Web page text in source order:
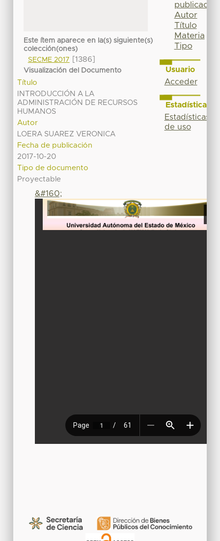
Este ítem aparece en la(s) siguiente(s)
colección(ones)
SECME 2017
[1386]
Visualización del Documento
Título
INTRODUCCIÓN A LA
ADMINISTRACIÓN DE RECURSOS
HUMANOS
Autor
LOERA SUAREZ VERONICA
Fecha de publicación
2017-10-20
Tipo de documento
Proyectable
&#160;
publicación
Autor
Título
Materia
Tipo
Usuario
Acceder
Estadísticas
Estadísticas
de uso